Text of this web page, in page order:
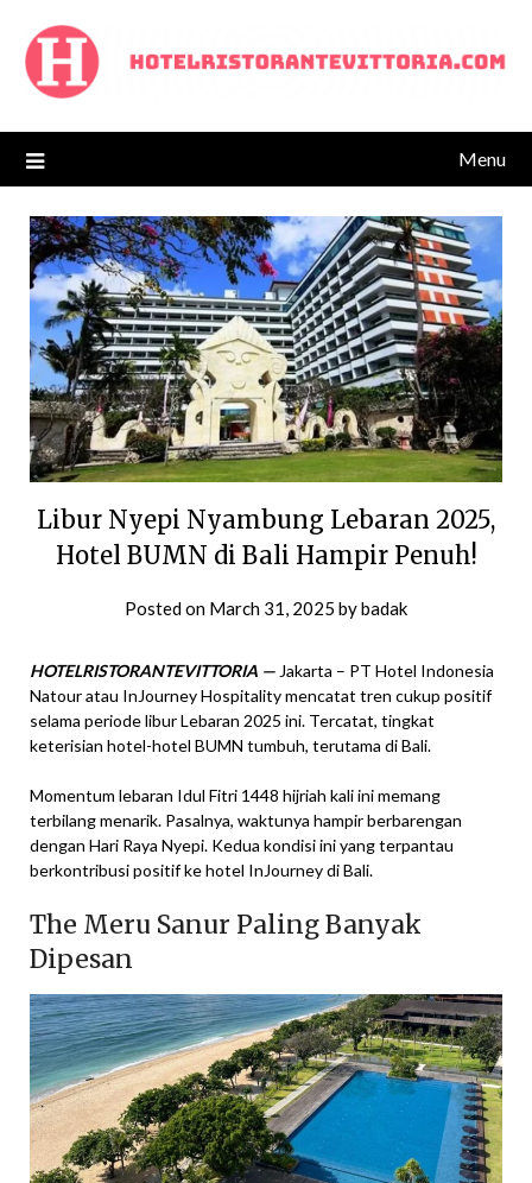
content
Menu
Libur Nyepi Nyambung Lebaran 2025,
Hotel BUMN di Bali Hampir Penuh!
Posted on March 31, 2025 bybadak
HOTELRISTORANTEVITTORIA — Jakarta – PT Hotel Indonesia
Natour atau InJourney Hospitality mencatat tren cukup positif
selama periode libur Lebaran 2025 ini. Tercatat, tingkat
keterisian hotel-hotel BUMN tumbuh, terutama di Bali.
Momentum lebaran Idul Fitri 1448 hijriah kali ini memang
terbilang menarik. Pasalnya, waktunya hampir berbarengan
dengan Hari Raya Nyepi. Kedua kondisi ini yang terpantau
berkontribusi positif ke hotel InJourney di Bali.
The Meru Sanur Paling Banyak
Dipesan